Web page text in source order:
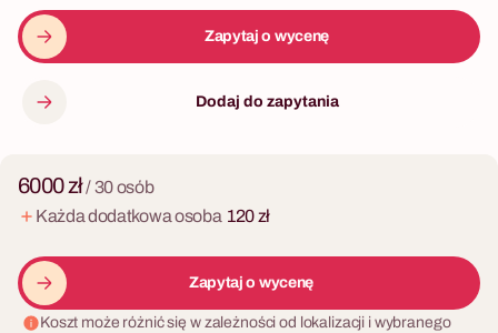
Zapytaj o wycenę
Dodaj do zapytania
6000 zł/ 30 osób
Każda dodatkowa osoba 120 zł
Zapytaj o wycenę
Koszt może różnić się w zależności od lokalizacji i wybranego